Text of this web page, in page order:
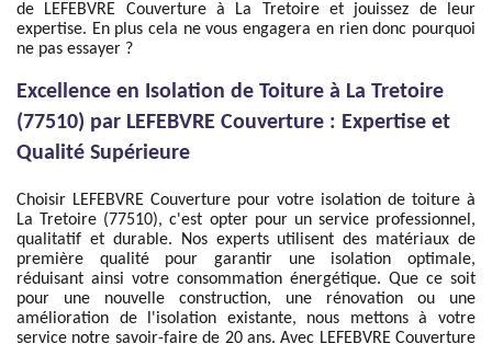
de LEFEBVRE Couverture à La Tretoire et jouissez de leur
expertise. En plus cela ne vous engagera en rien donc pourquoi
ne pas essayer ?
Excellence en Isolation de Toiture à La Tretoire
(77510) par LEFEBVRE Couverture : Expertise et
Qualité Supérieure
Choisir LEFEBVRE Couverture pour votre isolation de toiture à
La Tretoire (77510), c'est opter pour un service professionnel,
qualitatif et durable. Nos experts utilisent des matériaux de
première qualité pour garantir une isolation optimale,
réduisant ainsi votre consommation énergétique. Que ce soit
pour une nouvelle construction, une rénovation ou une
amélioration de l'isolation existante, nous mettons à votre
service notre savoir-faire de 20 ans. Avec LEFEBVRE Couverture